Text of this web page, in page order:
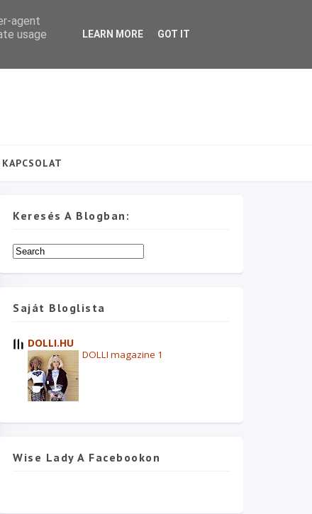
KAPCSOLAT
Keresés A Blogban:
Saját Bloglista
DOLLI.HU
DOLLI magazine 1
Wise Lady A Facebookon
agent
usage
LEARN MORE GOT IT